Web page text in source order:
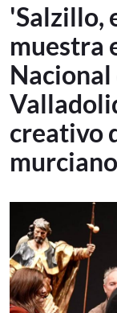
'Salzillo,
muestra
Nacional
creativo
murciano